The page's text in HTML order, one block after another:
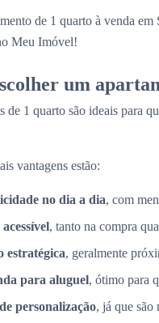
de 1 quarto à venda
Meu Imóvel!
um
de 1 quarto são ideais para
vantagens estão:
no dia a dia, com
, tanto na compra
estratégica, geralmente
para aluguel, ótimo para
personalização, já que são